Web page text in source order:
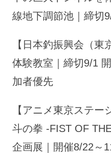
線地下調節池｜締切
【日本釣振興会（東
体験教室｜締切9/1
加者優先
【アニメ東京ステ
斗の拳 -FIST OF
企画展｜開催8/22～